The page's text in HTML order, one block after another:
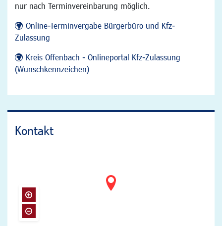
nur nach Terminvereinbarung möglich.
Online-Terminvergabe Bürgerbüro und Kfz-
Zulassung
Kreis Offenbach - Onlineportal Kfz-Zulassung
(Wunschkennzeichen)
Kontakt